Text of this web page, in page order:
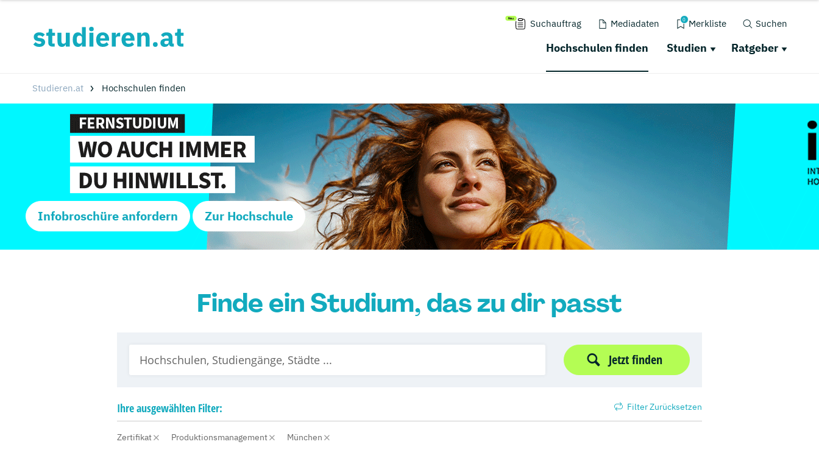
Suchauftrag Mediadaten 0 Merkliste Suchen
Hochschulen finden Studien Ratgeber
Studieren.at Hochschulen finden
Infobroschüre anfordern Zur Hochschule
Finde ein Studium, das zu dir passt
Jetzt finden
Ihreausgewählten Filter: Filter Zurücksetzen
Zertifikat Produktionsmanagement München